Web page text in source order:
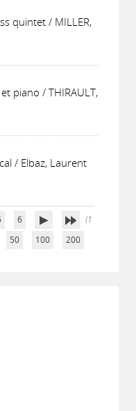
quintet / MILLER,
piano / THIRAULT,
/ Elbaz, Laurent
6
(1
50 100 200